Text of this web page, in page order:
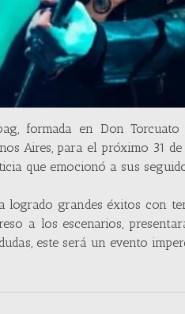
formada en Don
Aires, para el próximo 31
que emocionó a sus
grandes éxitos con
a los escenarios,
este será un evento